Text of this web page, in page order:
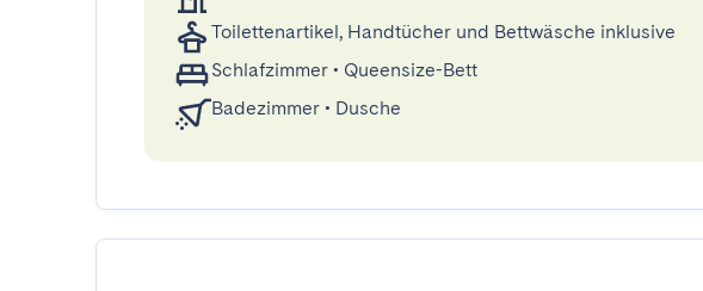
Toilettenartikel, Handtücher und Bettwäsche inklusive
Schlafzimmer • Queensize-Bett
Badezimmer • Dusche